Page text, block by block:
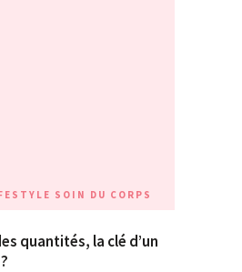
SOIN DU CORPS
quantités, la clé d’un